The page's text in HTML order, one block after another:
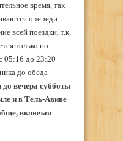
время, так
очереди.
всей поездки, т.к.
только по
05:16 до 23:20
до обеда
вечера субботы
и в Тель-Авиве
включая